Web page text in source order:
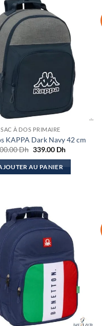
SAC À DOS PRIMAIRE
KAPPA Dark Navy 42 cm
Dh Le
initial
était :
339.00 DhLe
AU PANIER